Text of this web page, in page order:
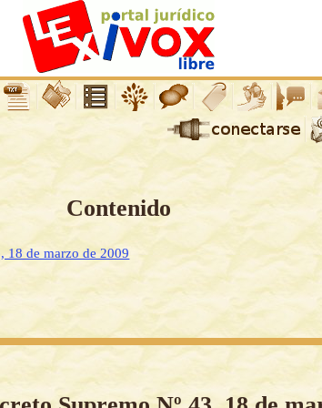
Contenido
18 de marzo de 2009